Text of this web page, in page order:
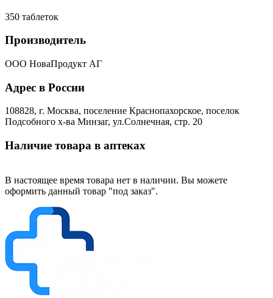
350 таблеток
Производитель
ООО НоваПродукт АГ
Адрес в России
108828, г. Москва, поселение Краснопахорское, поселок
Подсобного х-ва Минзаг, ул.Солнечная, стр. 20
Наличие товара в аптеках
В настоящее время товара нет в наличии. Вы можете
оформить данный товар "под заказ".